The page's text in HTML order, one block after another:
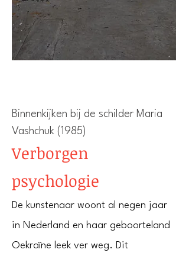
Binnenkijken bij de schilder Maria
Vashchuk (1985)
Verborgen
psychologie
De kunstenaar woont al negen jaar
in Nederland en haar geboorteland
Oekraïne leek ver weg. Dit